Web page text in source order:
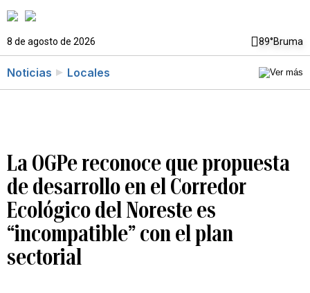
8 de agosto de 2026 89°Bruma
Noticias Locales
La OGPe reconoce que propuesta
de desarrollo en el Corredor
Ecológico del Noreste es
“incompatible” con el plan
sectorial